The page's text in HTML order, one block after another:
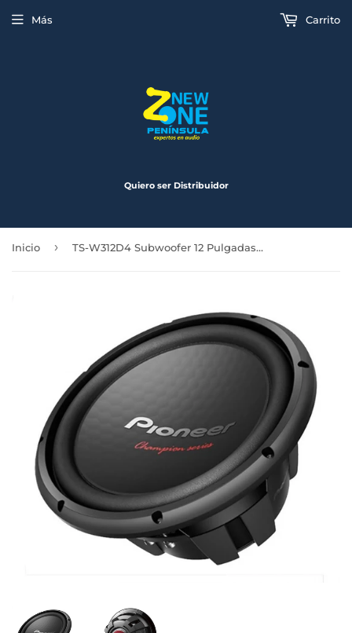
Quiero ser Distribuidor
Más Carrito
Inicio › TS-W312D4 Subwoofer 12 Pulgadas 1600 Watts 500 Rms Doble Bobina Pioneer